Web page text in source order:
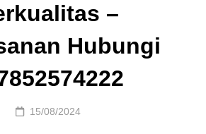
–
Hubungi
Posted
15/08/2024